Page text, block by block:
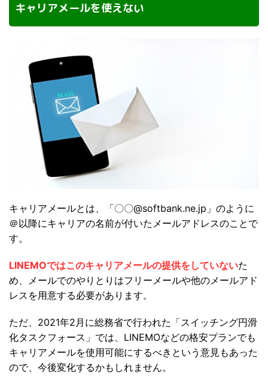
キャリアメールを使えない
キャリアメールとは、「〇〇@softbank.ne.jp」のように
＠以降にキャリアの名前が付いたメールアドレスのことで
す。
LINEMOではこのキャリアメールの提供をしていないた
め、メールでのやりとりはフリーメールや他のメールアド
レスを用意する必要があります。
ただ、2021年2月に総務省で行われた「スイッチング円滑
化タスクフォース」では、LINEMOなどの格安プランでも
キャリアメールを使用可能にするべきという意見もあった
ので、今後変化するかもしれません。